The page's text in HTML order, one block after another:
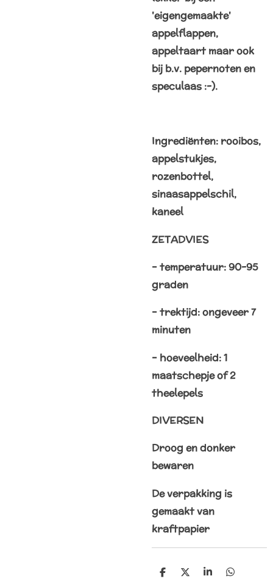
'eigengemaakte'
appelflappen,
appeltaart maar ook
bij b.v. pepernoten en
speculaas :-).
Ingrediënten: rooibos,
appelstukjes,
rozenbottel,
sinaasappelschil,
kaneel
ZETADVIES
– temperatuur: 90-95
graden
– trektijd: ongeveer 7
minuten
– hoeveelheid: 1
maatschepje of 2
theelepels
DIVERSEN
Droog en donker
bewaren
De verpakking is
gemaakt van
kraftpapier
D
D
S
D